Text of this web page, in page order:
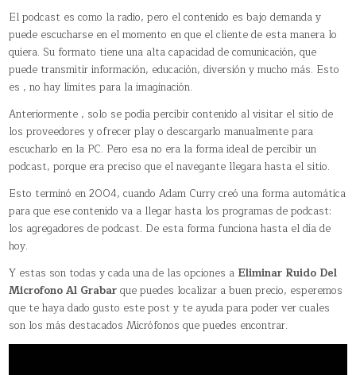
El podcast es como la radio, pero el contenido es bajo demanda y
puede escucharse en el momento en que el cliente de esta manera lo
quiera. Su formato tiene una alta capacidad de comunicación, que
puede transmitir información, educación, diversión y mucho más. Esto
es , no hay límites para la imaginación.
Anteriormente , solo se podía percibir contenido al visitar el sitio de
los proveedores y ofrecer play o descargarlo manualmente para
escucharlo en la PC. Pero esa no era la forma ideal de percibir un
podcast, porque era preciso que el navegante llegara hasta el sitio.
Esto terminó en 2004, cuando Adam Curry creó una forma automática
para que ese contenido va a llegar hasta los programas de podcast:
los agregadores de podcast. De esta forma funciona hasta el día de
hoy.
Y estas son todas y cada una de las opciones a Eliminar Ruido Del
Microfono Al Grabarque puedes localizar a buen precio, esperemos
que te haya dado gusto este post y te ayuda para poder ver cuales
son los más destacados Micrófonos que puedes encontrar.